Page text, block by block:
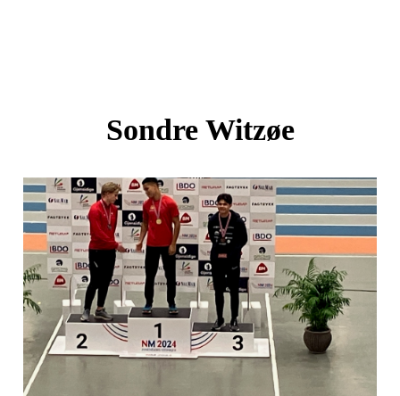
Sondre Witzøe